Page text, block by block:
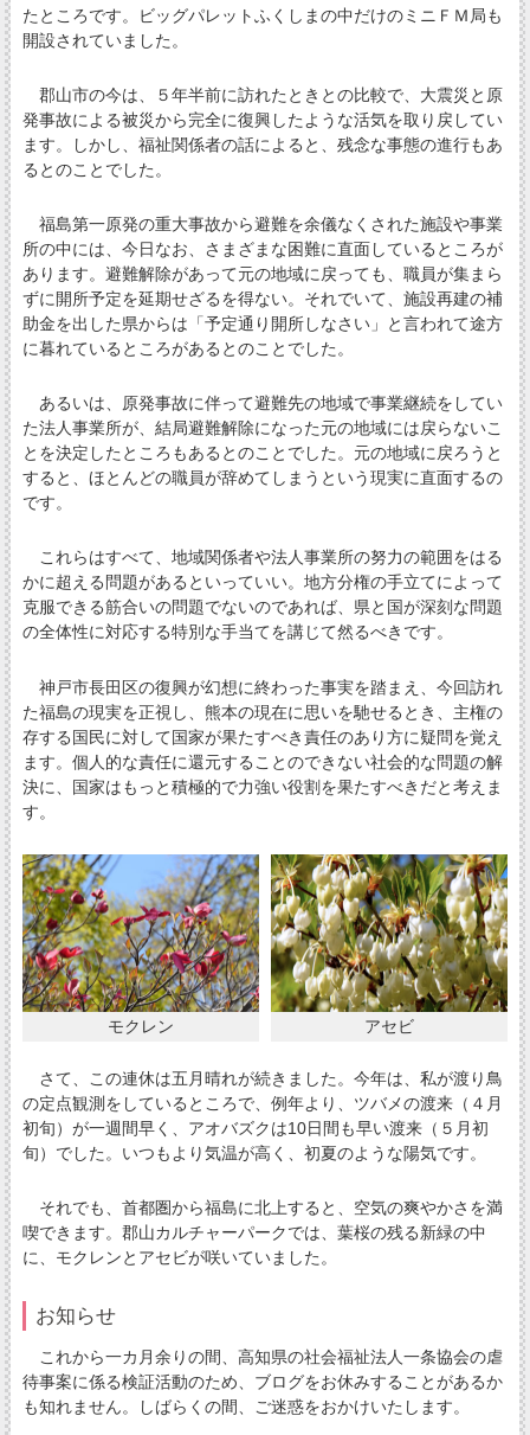
たところです。ビッグパレットふくしまの中だけのミニＦＭ局も
開設されていました。
郡山市の今は、５年半前に訪れたときとの比較で、大震災と原
発事故による被災から完全に復興したような活気を取り戻してい
ます。しかし、福祉関係者の話によると、残念な事態の進行もあ
るとのことでした。
福島第一原発の重大事故から避難を余儀なくされた施設や事業
所の中には、今日なお、さまざまな困難に直面しているところが
あります。避難解除があって元の地域に戻っても、職員が集まら
ずに開所予定を延期せざるを得ない。それでいて、施設再建の補
助金を出した県からは「予定通り開所しなさい」と言われて途方
に暮れているところがあるとのことでした。
あるいは、原発事故に伴って避難先の地域で事業継続をしてい
た法人事業所が、結局避難解除になった元の地域には戻らないこ
とを決定したところもあるとのことでした。元の地域に戻ろうと
すると、ほとんどの職員が辞めてしまうという現実に直面するの
です。
これらはすべて、地域関係者や法人事業所の努力の範囲をはる
かに超える問題があるといっていい。地方分権の手立てによって
克服できる筋合いの問題でないのであれば、県と国が深刻な問題
の全体性に対応する特別な手当てを講じて然るべきです。
神戸市長田区の復興が幻想に終わった事実を踏まえ、今回訪れ
た福島の現実を正視し、熊本の現在に思いを馳せるとき、主権の
存する国民に対して国家が果たすべき責任のあり方に疑問を覚え
ます。個人的な責任に還元することのできない社会的な問題の解
決に、国家はもっと積極的で力強い役割を果たすべきだと考えま
す。
モクレン アセビ
さて、この連休は五月晴れが続きました。今年は、私が渡り鳥
の定点観測をしているところで、例年より、ツバメの渡来（４月
初旬）が一週間早く、アオバズクは10日間も早い渡来（５月初
旬）でした。いつもより気温が高く、初夏のような陽気です。
それでも、首都圏から福島に北上すると、空気の爽やかさを満
喫できます。郡山カルチャーパークでは、葉桜の残る新緑の中
に、モクレンとアセビが咲いていました。
お知らせ
これから一カ月余りの間、高知県の社会福祉法人一条協会の虐
待事案に係る検証活動のため、ブログをお休みすることがあるか
も知れません。しばらくの間、ご迷惑をおかけいたします。